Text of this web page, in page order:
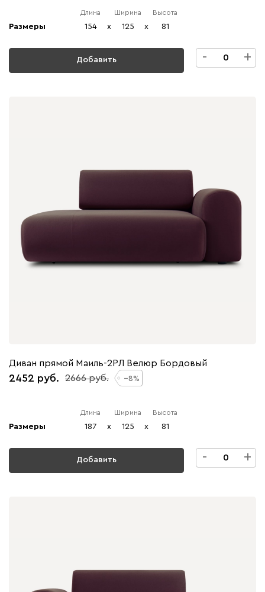
Размеры
Длина
154 x
Ширина
125 x
Высота
81
Добавить - +
Диван прямой Маиль-2РЛ Велюр Бордовый
2452 2666 8
Размеры
Длина
187 x
Ширина
125 x
Высота
81
Добавить - +